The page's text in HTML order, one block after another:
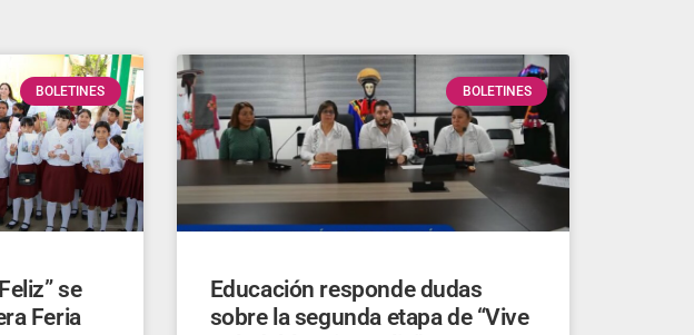
BOLETINES
se
Feria
BOLETINES
Educación responde dudas
sobre la segunda etapa de “Vive